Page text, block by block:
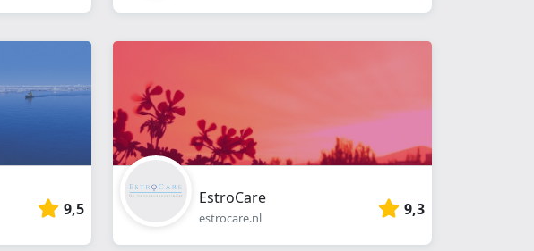
9,5
EstroCare
estrocare.nl 9,3